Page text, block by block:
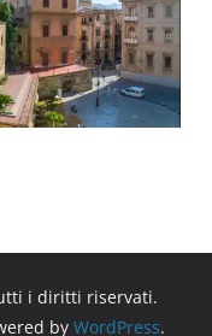
i diritti riservati.
by WordPress.